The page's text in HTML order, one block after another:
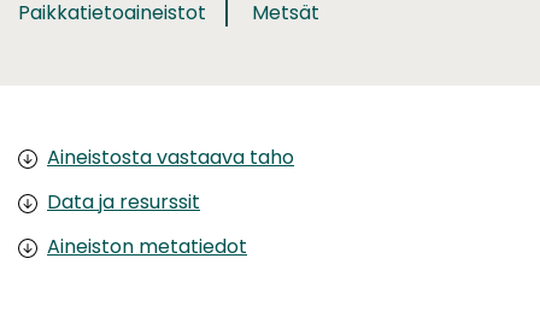
Paikkatietoaineistot Metsät
Aineistosta vastaava taho
Data ja resurssit
Aineiston metatiedot